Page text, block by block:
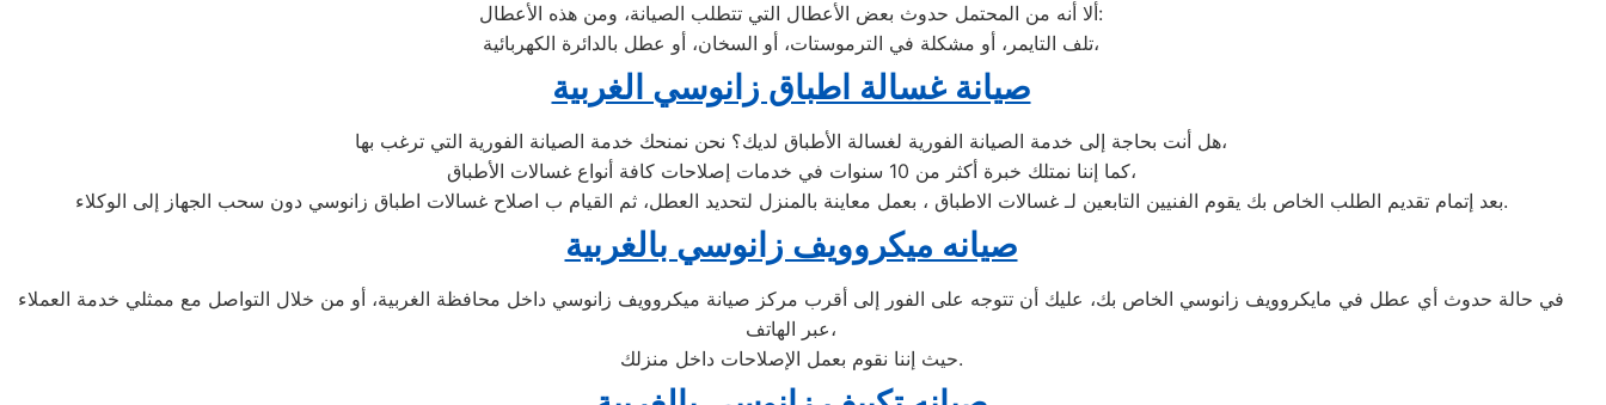
ألا أنه من المحتمل حدوث بعض الأعطال التي تتطلب الصيانة، ومن هذه الأعطال:
تلف التايمر، أو مشكلة في الترموستات، أو السخان، أو عطل بالدائرة الكهربائية،
صيانة غسالة اطباق زانوسي الغربية
هل أنت بحاجة إلى خدمة الصيانة الفورية لغسالة الأطباق لديك؟ نحن نمنحك خدمة الصيانة الفورية التي ترغب بها،
كما إننا نمتلك خبرة أكثر من 10 سنوات في خدمات إصلاحات كافة أنواع غسالات الأطباق،
بعد إتمام تقديم الطلب الخاص بك يقوم الفنيين التابعين لـ غسالات الاطباق ، بعمل معاينة بالمنزل لتحديد العطل، ثم القيام ب اصلاح غسالات اطباق زانوسي دون سحب الجهاز إلى الوكلاء.
صيانه ميكروويف زانوسي بالغربية
في حالة حدوث أي عطل في مايكروويف زانوسي الخاص بك، عليك أن تتوجه على الفور إلى أقرب مركز صيانة ميكروويف زانوسي داخل محافظة الغربية، أو من خلال التواصل مع ممثلي خدمة العملاء
عبر الهاتف،
حيث إننا نقوم بعمل الإصلاحات داخل منزلك.